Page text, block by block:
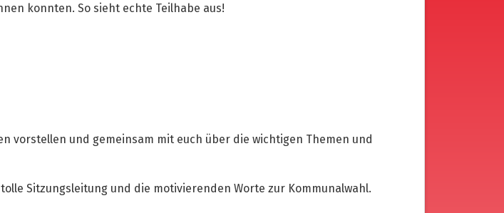
konnten. So sieht echte Teilhabe aus!
vorstellen und gemeinsam mit euch über die wichtigen Themen und
Sitzungsleitung und die motivierenden Worte zur Kommunalwahl.